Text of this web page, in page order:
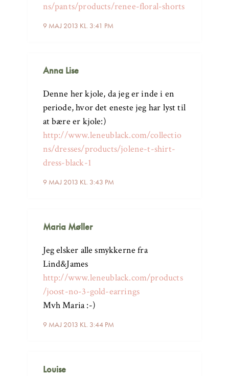
9 MAJ 2013 KL. 3:41 PM
ns/pants/products/renee-floral-shorts
Anna Lise
9 MAJ 2013 KL. 3:43 PM
Denne her kjole, da jeg er inde i en
periode, hvor det eneste jeg har lyst til
at bære er kjole:)
http://www.leneublack.com/collectio
ns/dresses/products/jolene-t-shirt-
dress-black-1
Maria Møller
9 MAJ 2013 KL. 3:44 PM
Jeg elsker alle smykkerne fra
Lind&James
http://www.leneublack.com/products
/joost-no-3-gold-earrings
Mvh Maria :-)
Louise